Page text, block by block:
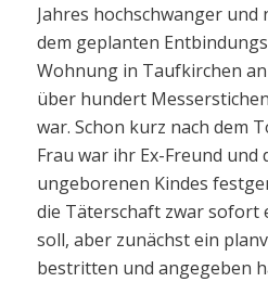
Jahres hochschwanger
dem geplanten
Wohnung in Taufkirchen
über hundert
war. Schon kurz nach dem
Frau war ihr Ex-Freund und
ungeborenen Kindes
die Täterschaft zwar sofort
soll, aber zunächst ein
bestritten und angegeben